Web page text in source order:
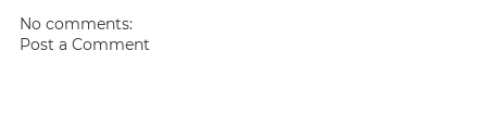
No comments:
Post a Comment